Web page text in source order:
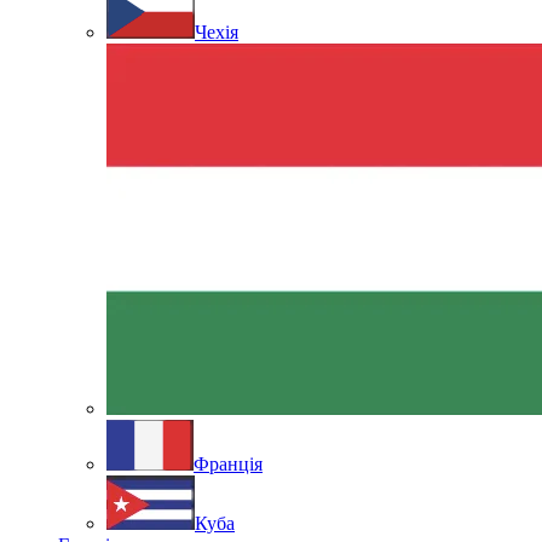
Чехія
Франція
Куба